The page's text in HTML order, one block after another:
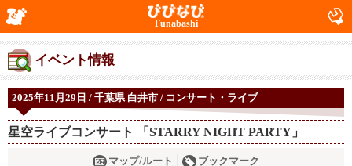
Funabashi
イベント情報
2025年11月29日 / 千葉県 白井市 / コンサート・ライブ
星空ライブコンサート 「STARRY NIGHT PARTY」
マップ/ルート ブックマーク